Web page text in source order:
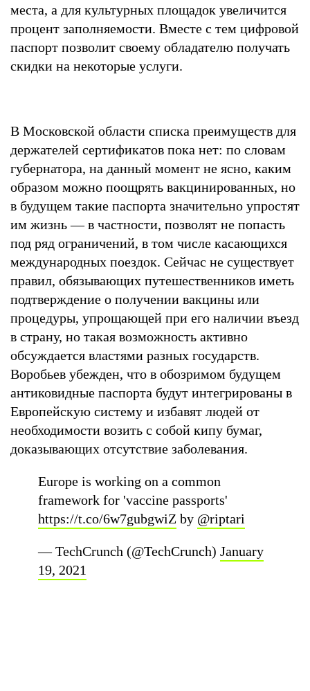
места, а для культурных площадок увеличится
процент заполняемости. Вместе с тем цифровой
паспорт позволит своему обладателю получать
скидки на некоторые услуги.
В Московской области списка преимуществ для
держателей сертификатов пока нет: по словам
губернатора, на данный момент не ясно, каким
образом можно поощрять вакцинированных, но
в будущем такие паспорта значительно упростят
им жизнь — в частности, позволят не попасть
под ряд ограничений, в том числе касающихся
международных поездок. Сейчас не существует
правил, обязывающих путешественников иметь
подтверждение о получении вакцины или
процедуры, упрощающей при его наличии въезд
в страну, но такая возможность активно
обсуждается властями разных государств.
Воробьев убежден, что в обозримом будущем
антиковидные паспорта будут интегрированы в
Европейскую систему и избавят людей от
необходимости возить с собой кипу бумаг,
доказывающих отсутствие заболевания.
Europe is working on a common
framework for 'vaccine passports'
https://t.co/6w7gubgwiZ by @riptari
— TechCrunch (@TechCrunch) January
19, 2021